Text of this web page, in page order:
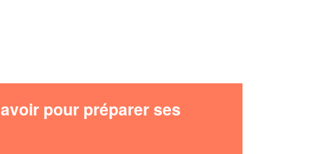
pour préparer ses